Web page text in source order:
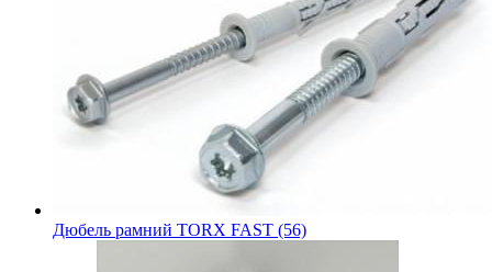
Дюбель рамний TORX FAST (56)